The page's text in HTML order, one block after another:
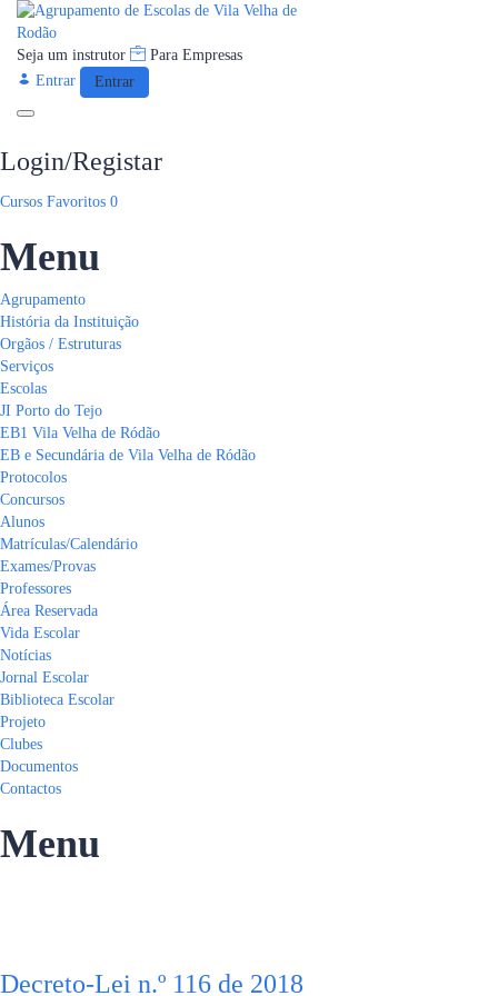
Seja um instrutor
Para Empresas
Entrar
Entrar
Login/Registar
Cursos Favoritos 0
Menu
Agrupamento
História da Instituição
Orgãos / Estruturas
Serviços
Escolas
JI Porto do Tejo
EB1 Vila Velha de Ródão
EB e Secundária de Vila Velha de Ródão
Protocolos
Concursos
Alunos
Matrículas/Calendário
Exames/Provas
Professores
Área Reservada
Vida Escolar
Notícias
Jornal Escolar
Biblioteca Escolar
Projeto
Clubes
Documentos
Contactos
Menu
Decreto-Lei n.º 116 de 2018